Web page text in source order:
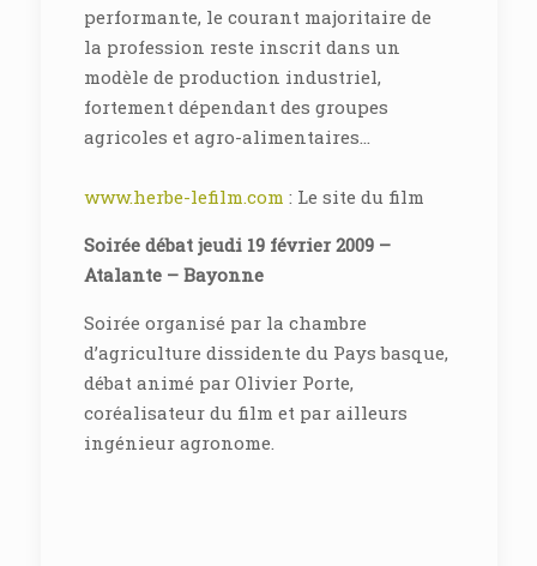
performante, le courant majoritaire de
la profession reste inscrit dans un
modèle de production industriel,
fortement dépendant des groupes
agricoles et agro-alimentaires…
www.herbe-lefilm.com : Le site du film
Soirée débat jeudi 19 février 2009 –
Atalante – Bayonne
Soirée organisé par la chambre
d’agriculture dissidente du Pays basque,
débat animé par Olivier Porte,
coréalisateur du film et par ailleurs
ingénieur agronome.